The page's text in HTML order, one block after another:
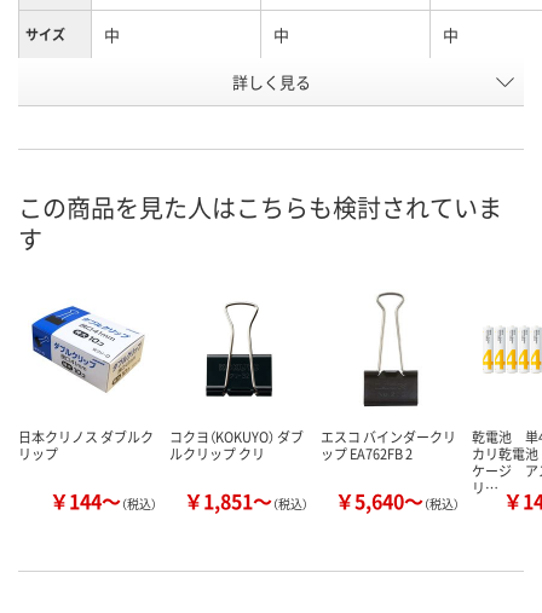
サイズ 中 中 中
EW96046 EW96030
お届け日 8月20日（木）予定 8月25日（火）まで 8月25日（火）
カゴへ カゴへ カ
詳しく見る
この商品を見た人はこちらも検討されていま
す
日本クリノス ダブルク
リップ
￥144～（税込）
コクヨ（KOKUYO） ダブ
ルクリップ クリ
￥1,851～（税込）
エスコ バインダークリ
ップ EA762FB 2
￥5,640～（税込）
乾電池
カリ乾電
ケージ ア
リ… ￥